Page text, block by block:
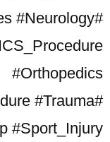
#Neurology
#Orthopedics
#Trauma
#Sport_Injury